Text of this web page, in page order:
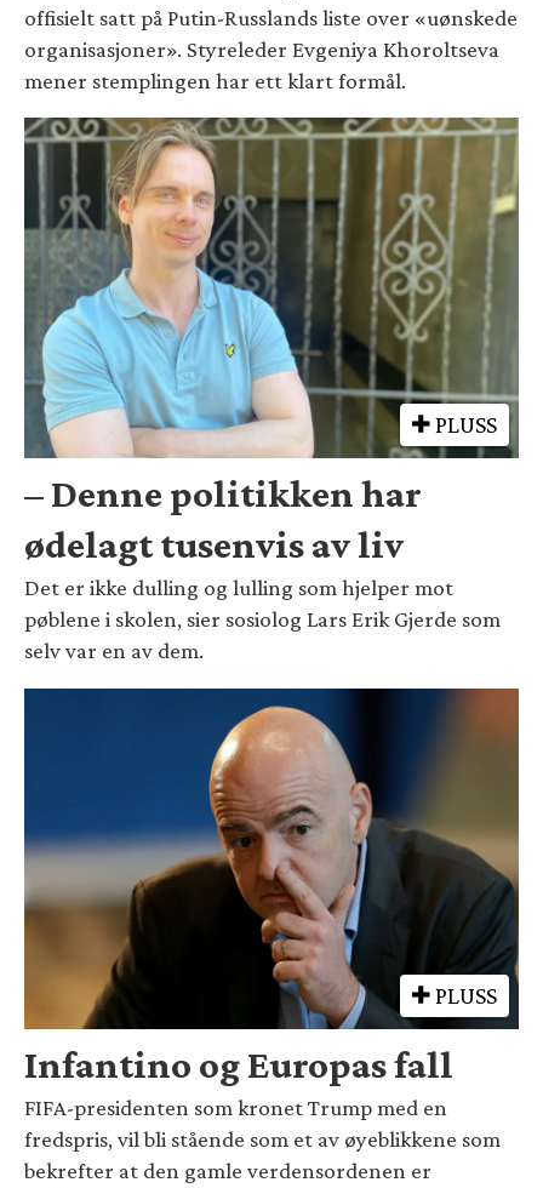
offisielt satt på Putin-Russlands liste over «uønskede
organisasjoner». Styreleder Evgeniya Khoroltseva
mener stemplingen har ett klart formål.
PLUSS
– Denne politikken har
ødelagt tusenvis av liv
Det er ikke dulling og lulling som hjelper mot
pøblene i skolen, sier sosiolog Lars Erik Gjerde som
selv var en av dem.
PLUSS
Infantino og Europas fall
FIFA-presidenten som kronet Trump med en
fredspris, vil bli stående som et av øyeblikkene som
bekrefter at den gamle verdensordenen er